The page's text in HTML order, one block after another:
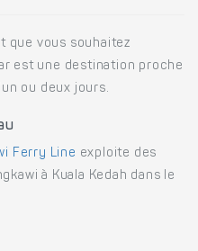
que vous souhaitez
est une destination proche
ou deux jours.
Ferry Line exploite des
à Kuala Kedah dans le